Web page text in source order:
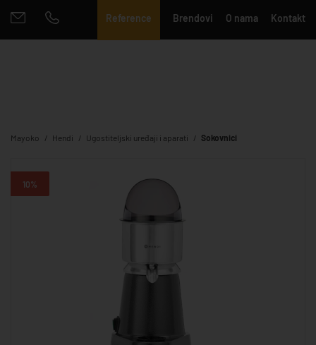
Reference Brendovi O nama Kontakt
Mayoko Hendi Ugostiteljski uređaji i aparati Sokovnici
10%